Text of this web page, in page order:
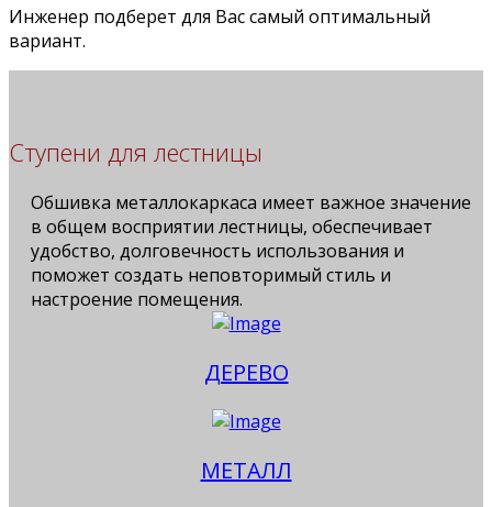
Инженер подберет для Вас самый оптимальный
вариант.
Ступени для лестницы
Обшивка металлокаркаса имеет важное значение
в общем восприятии лестницы, обеспечивает
удобство, долговечность использования и
поможет создать неповторимый стиль и
настроение помещения.
ДЕРЕВО
МЕТАЛЛ